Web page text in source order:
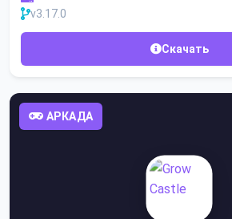
v3.17.0
Скачать
АРКАДА